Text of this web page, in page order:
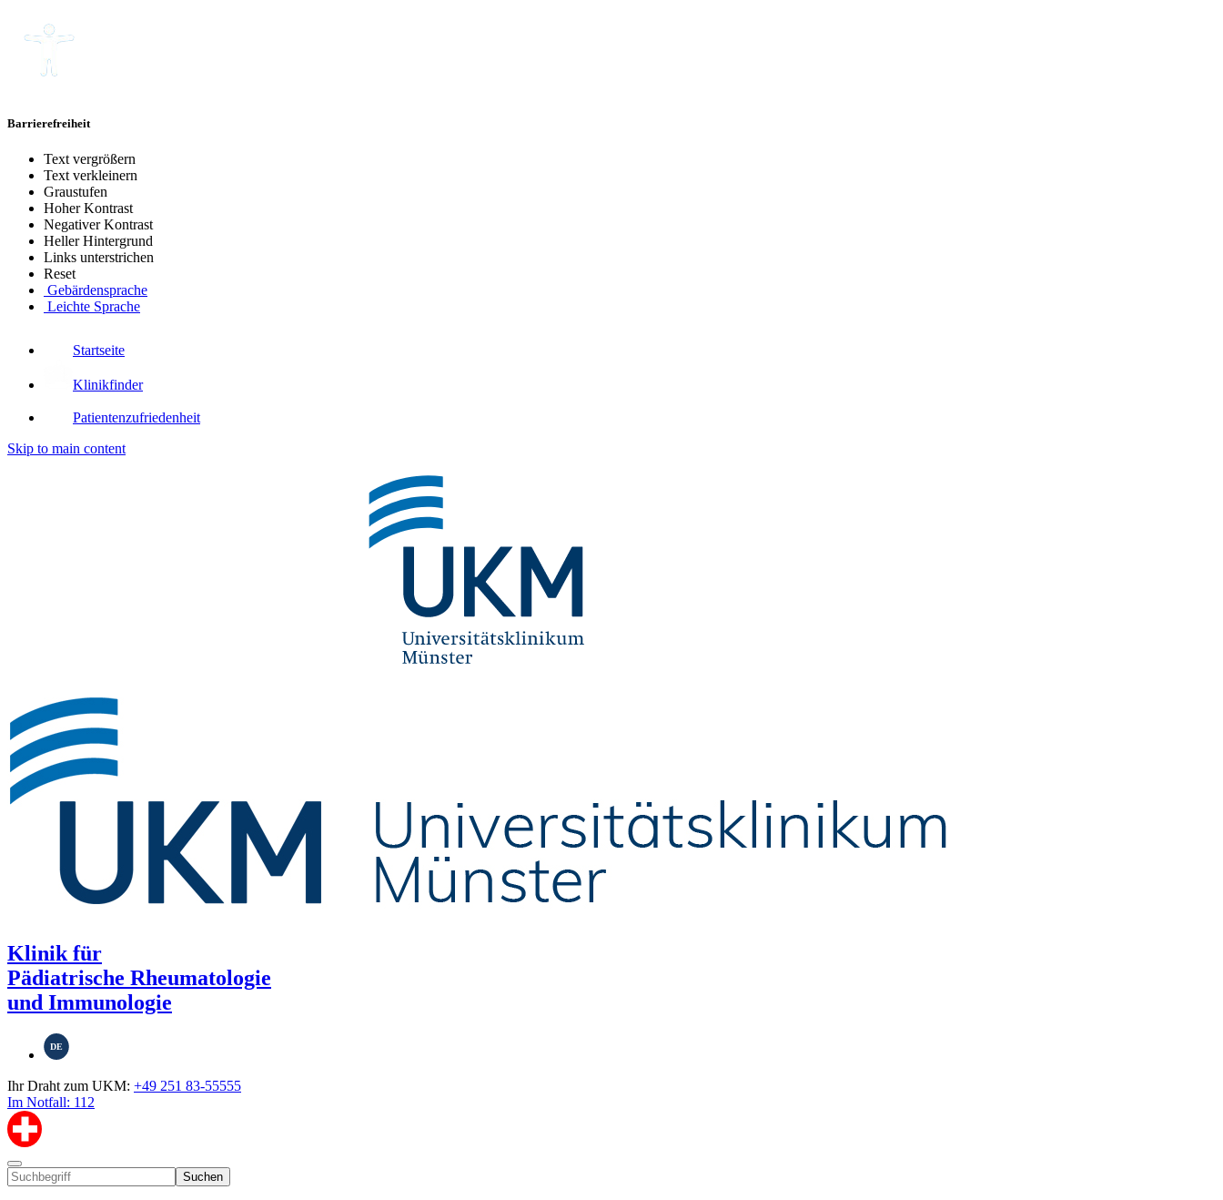
Barrierefreiheit
Text vergrößern
Text verkleinern
Graustufen
Hoher Kontrast
Negativer Kontrast
Heller Hintergrund
Links unterstrichen
Reset
Gebärdensprache
Leichte Sprache
Startseite
Klinikfinder
Patientenzufriedenheit
Skip to main content
Klinik für
Pädiatrische Rheumatologie
und Immunologie
DE
Ihr Draht zum UKM: +49 251 83-55555
Im Notfall: 112
Suchen